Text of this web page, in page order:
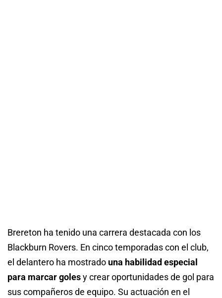
Brereton ha tenido una carrera destacada con los
Blackburn Rovers. En cinco temporadas con el club,
el delantero ha mostrado una habilidad especial
para marcar golesy crear oportunidades de gol para
sus compañeros de equipo. Su actuación en el